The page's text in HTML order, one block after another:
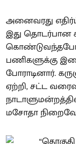
அனைவரது
இது தொடர்பான
பணிகளுக்கு
போராடினார்.
ஏற்றி, சட்ட
மசோதா